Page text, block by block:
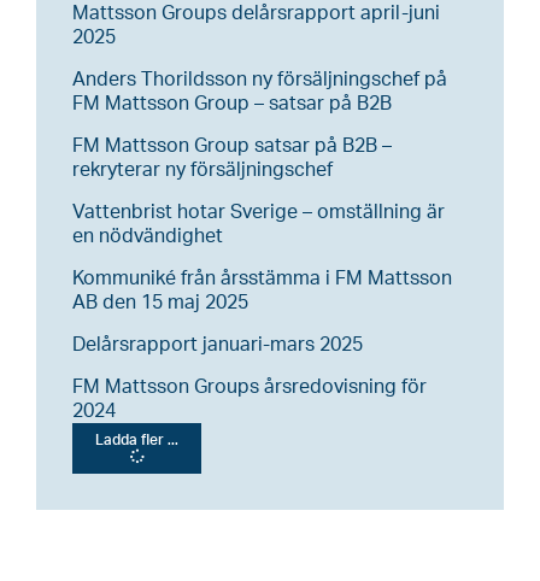
Mattsson Groups delårsrapport april-juni
2025
Anders Thorildsson ny försäljningschef på
FM Mattsson Group – satsar på B2B
FM Mattsson Group satsar på B2B –
rekryterar ny försäljningschef
Vattenbrist hotar Sverige – omställning är
en nödvändighet
Kommuniké från årsstämma i FM Mattsson
AB den 15 maj 2025
Delårsrapport januari-mars 2025
FM Mattsson Groups årsredovisning för
2024
Ladda fler ...